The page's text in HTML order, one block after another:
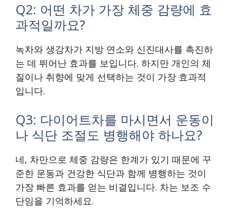
Q2: 어떤 차가 가장 체중 감량에 효
과적일까요?
녹차와 생강차가 지방 연소와 신진대사를 촉진하
는 데 뛰어난 효과를 보입니다. 하지만 개인의 체
질이나 취향에 맞게 선택하는 것이 가장 효과적
입니다.
Q3: 다이어트차를 마시면서 운동이
나 식단 조절도 병행해야 하나요?
네, 차만으로 체중 감량은 한계가 있기 때문에 꾸
준한 운동과 건강한 식단과 함께 병행하는 것이
가장 빠른 효과를 얻는 비결입니다. 차는 보조 수
단임을 기억하세요.